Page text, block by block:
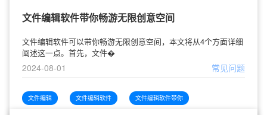
文件编辑软件带你畅游无限创意空间
文件编辑软件可以带你畅游无限创意空间，本文将从4个方面详细
阐述这一点。首先，文件�
2024-08-01 常见问题
文件编辑 文件编辑软件 文件编辑软件带你